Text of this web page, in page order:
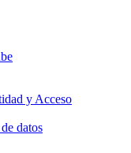
y Acceso
datos